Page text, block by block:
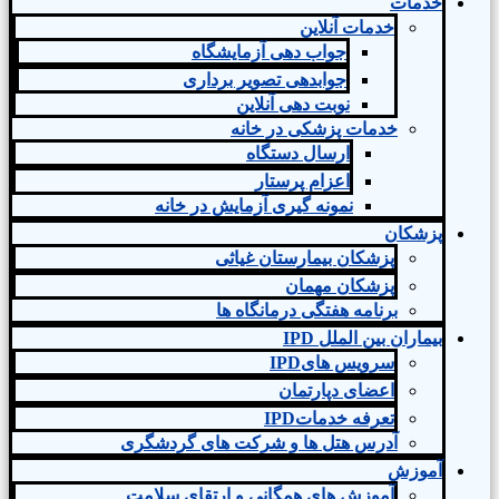
خدمات آنلاین
جواب دهی آزمایشگاه
جوابدهی تصویر برداری
نوبت دهی آنلاین
خدمات پزشکی در خانه
ارسال دستگاه
اعزام پرستار
نمونه گیری آزمایش در خانه
پزشکان
پزشکان بیمارستان غیاثی
پزشکان مهمان
برنامه هفتگی درمانگاه ها
بیماران بین الملل IPD
سرویس هایIPD
اعضای دپارتمان
تعرفه خدماتIPD
آدرس هتل ها و شرکت های گردشگری
آموزش